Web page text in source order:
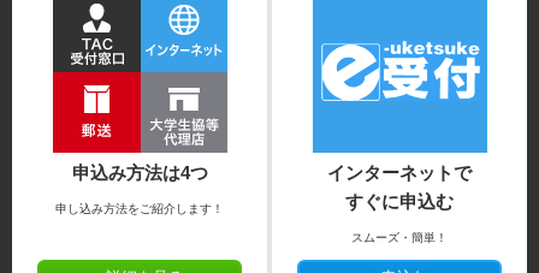
申込み方法は4つ
申し込み方法をご紹介します！
インターネットで
すぐに申込む
スムーズ・簡単！